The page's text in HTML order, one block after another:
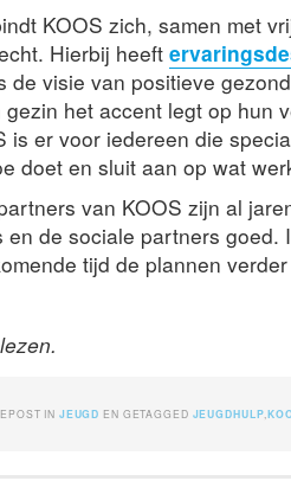
KOOS zich, samen met
Hierbij heeft
de visie van positieve
het accent legt op hun
is er voor iedereen die
doet en sluit aan op wat
van KOOS zijn al
de sociale part­ners goed.
tijd de plannen
IN JEUGD EN GETAGGED JEUGDHULP ,